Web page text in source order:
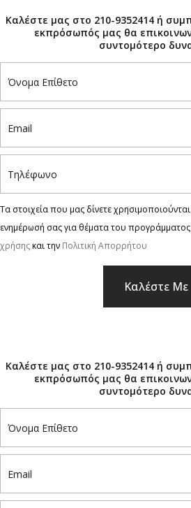
Καλέστε μας στο 210-9352414 ή
εκπρόσωπός μας θα
συντομότερο
Τα στοιχεία που μας δίνετε
ενημέρωσή σας για θέματα του
χρήσηςκαι την Πολιτική Απορρήτου
Καλέστε μας στο 210-9352414 ή
εκπρόσωπός μας θα
συντομότερο